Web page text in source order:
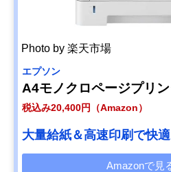
Photo by 楽天市場
エプソン
A4モノクロページプリ
税込み20,400円（Amazon）
大量給紙＆高速印刷で快適
Amazonで見